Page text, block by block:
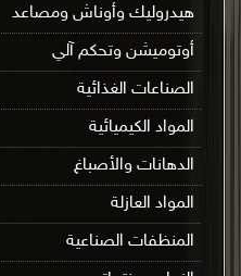
هيدروليك وأوناش ومصاعد
أوتوميشن وتحكم آلي
الصناعات الغذائية
المواد الكيميائية
الدهانات والأصباغ
المواد العازلة
المنظفات الصناعية